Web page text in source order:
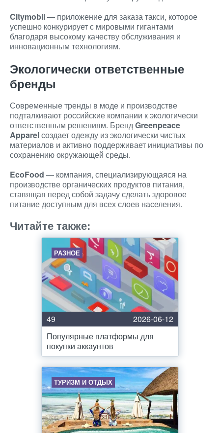
Citymobil— приложение для заказа такси, которое
успешно конкурирует с мировыми гигантами
благодаря высокому качеству обслуживания и
инновационным технологиям.
Экологически ответственные
бренды
Современные тренды в моде и производстве
подталкивают российские компании к экологически
ответственным решениям. БрендGreenpeace
Apparelсоздает одежду из экологически чистых
материалов и активно поддерживает инициативы по
сохранению окружающей среды.
EcoFood — компания, специализирующаяся на
производстве органических продуктов питания,
ставящая перед собой задачу сделать здоровое
питание доступным для всех слоев населения.
Читайте также:
РАЗНОЕ
49
2026-06-12
Популярные платформы для
покупки аккаунтов
ТУРИЗМ И ОТДЫХ